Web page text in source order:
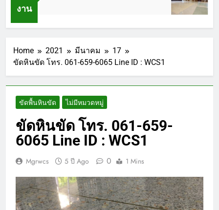
งาน
1 ปี
Home 2021 มีนาคม
17
ขัดหินขัด โทร. 061-659-6065 Line ID : WCS1
ขัดพื้นหินขัด ไม่มีหมวดหมู่
ขัดหินขัด โทร. 061-659-
6065 Line ID : WCS1
Mgrwcs 5 ปี Ago 0 1 Mins